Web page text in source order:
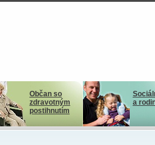
Občan so
zdravotným
postihnutím
a